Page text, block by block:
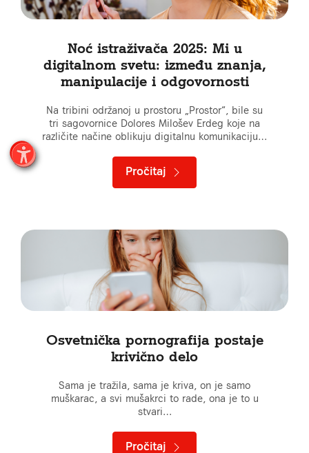
Noć istraživača 2025: Mi u
digitalnom svetu: između znanja,
manipulacije i odgovornosti
Na tribini održanoj u prostoru „Prostor“, bile su
tri sagovornice Dolores Milošev Erdeg koje na
različite načine oblikuju digitalnu komunikaciju…
Pročitaj
Osvetnička pornografija postaje
krivično delo
Sama je tražila, sama je kriva, on je samo
muškarac, a svi mušakrci to rade, ona je to u
stvari…
Pročitaj